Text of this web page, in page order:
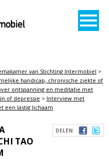
van Stichting Intermobiel >
handicap, chronische ziekte of
ontspanning en meditatie met
of depressie > Interview met
een lastig lichaam
DELEN:
TAO